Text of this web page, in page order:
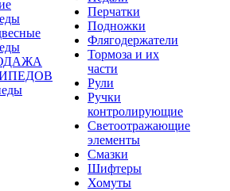
Перчатки
Подножки
Флягодержатели
Тормоза и их
части
Рули
Ручки
контролирующие
Светоотражающие
элементы
Смазки
Шифтеры
Хомуты